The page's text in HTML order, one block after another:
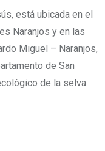
está ubicada en el
Naranjos y en las
Miguel – Naranjos,
de San
de la selva